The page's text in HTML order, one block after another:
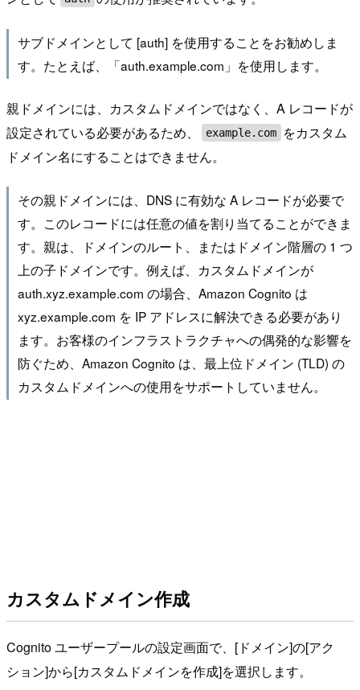
サブドメインとして [auth] を使用することをお勧めしま
す。たとえば、「auth.example.com」を使用します。
親ドメインには、カスタムドメインではなく、A レコードが
設定されている必要があるため、
example.com
をカスタム
ドメイン名にすることはできません。
その親ドメインには、DNS に有効な A レコードが必要で
す。このレコードには任意の値を割り当てることができま
す。親は、ドメインのルート、またはドメイン階層の 1 つ
上の子ドメインです。例えば、カスタムドメインが
auth.xyz.example.com の場合、Amazon Cognito は
xyz.example.com を IP アドレスに解決できる必要があり
ます。お客様のインフラストラクチャへの偶発的な影響を
防ぐため、Amazon Cognito は、最上位ドメイン (TLD) の
カスタムドメインへの使用をサポートしていません。
カスタムドメイン作成
Cognito ユーザープールの設定画面で、[ドメイン]の[アク
ション]から[カスタムドメインを作成]を選択します。